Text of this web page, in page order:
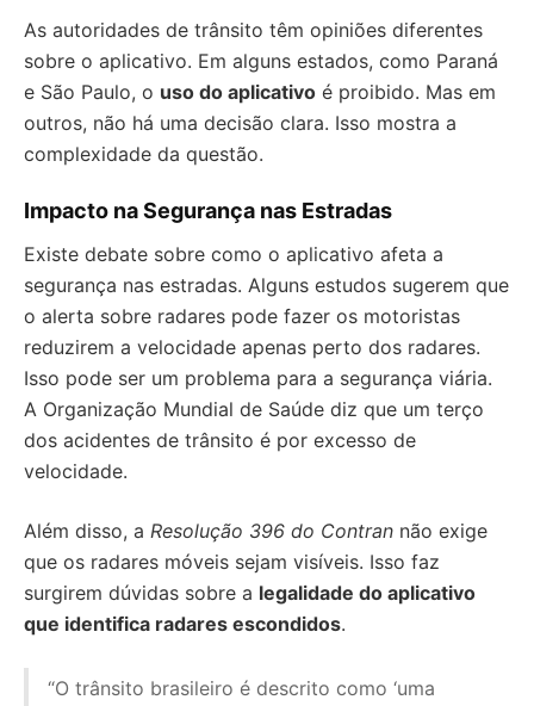
As autoridades de trânsito têm opiniões diferentes
sobre o aplicativo. Em alguns estados, como Paraná
e São Paulo, o uso do aplicativo é proibido. Mas em
outros, não há uma decisão clara. Isso mostra a
complexidade da questão.
Impacto na Segurança nas Estradas
Existe debate sobre como o aplicativo afeta a
segurança nas estradas. Alguns estudos sugerem que
o alerta sobre radares pode fazer os motoristas
reduzirem a velocidade apenas perto dos radares.
Isso pode ser um problema para a segurança viária.
A Organização Mundial de Saúde diz que um terço
dos acidentes de trânsito é por excesso de
velocidade.
Além disso, a Resolução 396 do Contran não exige
que os radares móveis sejam visíveis. Isso faz
surgirem dúvidas sobre a legalidade do aplicativo
que identifica radares escondidos.
“O trânsito brasileiro é descrito como ‘uma